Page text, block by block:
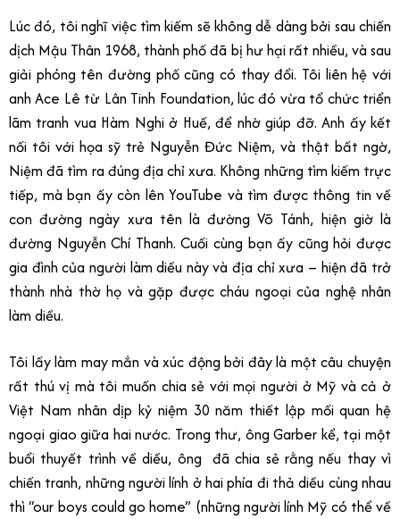
Lúc đó, tôi nghĩ việc tìm kiếm sẽ không dễ dàng bởi sau chiến
dịch Mậu Thân 1968, thành phố đã bị hư hại rất nhiều, và sau
giải phóng tên đường phố cũng có thay đổi. Tôi liên hệ với
anh Ace Lê từ Lân Tinh Foundation, lúc đó vừa tổ chức triển
lãm tranh vua Hàm Nghi ở Huế, để nhờ giúp đỡ. Anh ấy kết
nối tôi với họa sỹ trẻ Nguyễn Đức Niệm, và thật bất ngờ,
Niệm đã tìm ra đúng địa chỉ xưa. Không những tìm kiếm trực
tiếp, mà bạn ấy còn lên YouTube và tìm được thông tin về
con đường ngày xưa tên là đường Võ Tánh, hiện giờ là
đường Nguyễn Chí Thanh. Cuối cùng bạn ấy cũng hỏi được
gia đình của người làm diều này và địa chỉ xưa – hiện đã trở
thành nhà thờ họ và gặp được cháu ngoại của nghệ nhân
làm diều.
Tôi lấy làm may mắn và xúc động bởi đây là một câu chuyện
rất thú vị mà tôi muốn chia sẻ với mọi người ở Mỹ và cả ở
Việt Nam nhân dịp kỷ niệm 30 năm thiết lập mối quan hệ
ngoại giao giữa hai nước. Trong thư, ông Garber kể, tại một
buổi thuyết trình về diều, ông đã chia sẻ rằng nếu thay vì
chiến tranh, những người lính ở hai phía đi thả diều cùng nhau
thì “our boys could go home” (những người lính Mỹ có thể về